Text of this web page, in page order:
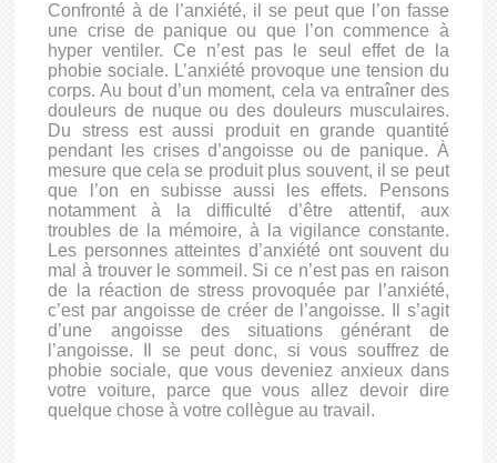
Confronté à de l’anxiété, il se peut que l’on fasse
une crise de panique ou que l’on commence à
hyper ventiler. Ce n’est pas le seul effet de la
phobie sociale. L’anxiété provoque une tension du
corps. Au bout d’un moment, cela va entraîner des
douleurs de nuque ou des douleurs musculaires.
Du stress est aussi produit en grande quantité
pendant les crises d’angoisse ou de panique. À
mesure que cela se produit plus souvent, il se peut
que l’on en subisse aussi les effets. Pensons
notamment à la difficulté d’être attentif, aux
troubles de la mémoire, à la vigilance constante.
Les personnes atteintes d’anxiété ont souvent du
mal à trouver le sommeil. Si ce n’est pas en raison
de la réaction de stress provoquée par l’anxiété,
c’est par angoisse de créer de l’angoisse. Il s’agit
d’une angoisse des situations générant de
l’angoisse. Il se peut donc, si vous souffrez de
phobie sociale, que vous deveniez anxieux dans
votre voiture, parce que vous allez devoir dire
quelque chose à votre collègue au travail.